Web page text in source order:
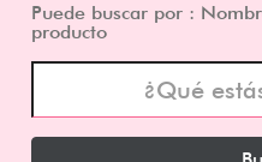
Puede buscar por :
producto